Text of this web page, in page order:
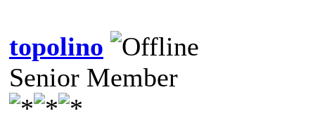
topolino
Senior Member